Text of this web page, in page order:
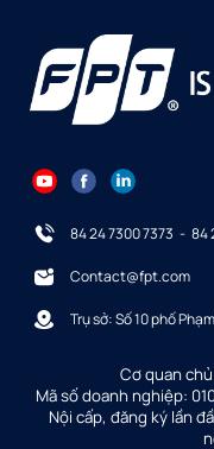
84 24 7300 7373 - 84
Contact@fpt.com
Trụ sở: Số 10 phố
Cơ quan
Mã số doanh nghiệp:
Nội cấp, đăng ký lần